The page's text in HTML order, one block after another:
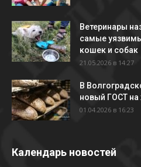
Ветеринары
самые
кошек и собак
21.05.2026 в 14:27
В
новый ГОСТ на
01.04.2026 в 16:23
Календарь новостей